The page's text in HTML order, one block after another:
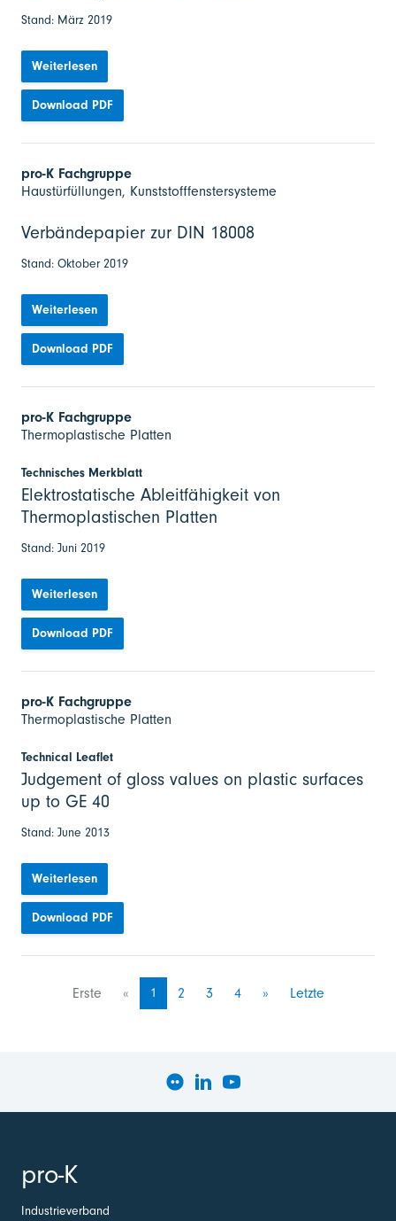
Stand: März 2019
Weiterlesen
Download PDF
pro-K Fachgruppe
Haustürfüllungen, Kunststofffenstersysteme
Verbändepapier zur DIN 18008
Stand: Oktober 2019
Weiterlesen
Download PDF
pro-K Fachgruppe
Thermoplastische Platten
Technisches Merkblatt
Elektrostatische Ableitfähigkeit von
Thermoplastischen Platten
Stand: Juni 2019
Weiterlesen
Download PDF
pro-K Fachgruppe
Thermoplastische Platten
Technical Leaflet
Judgement of gloss values on plastic surfaces
up to GE 40
Stand: June 2013
Weiterlesen
Download PDF
Erste « 1 2 3 4 » Letzte
pro-K
Industrieverband